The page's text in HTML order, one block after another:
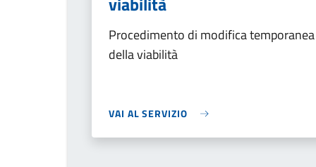
Procedimento di modifica temporanea
della viabilità
VAI AL SERVIZIO